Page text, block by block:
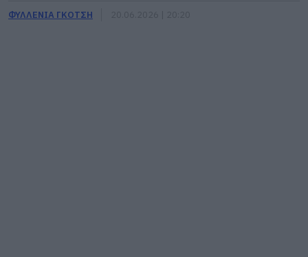
ΦΥΛΛΕΝΙΑ ΓΚΟΤΣΗ